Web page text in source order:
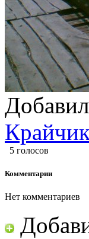
Добавил
5 голосов
Комментарии
Нет комментариев